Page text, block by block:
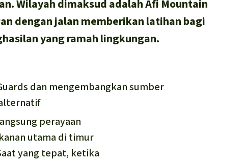
Wilayah dimaksud adalah Afi Mountain
dengan jalan memberikan latihan bagi
yang ramah lingkungan.
dan mengembangkan sumber
perayaan
utama di timur
yang tepat, ketika